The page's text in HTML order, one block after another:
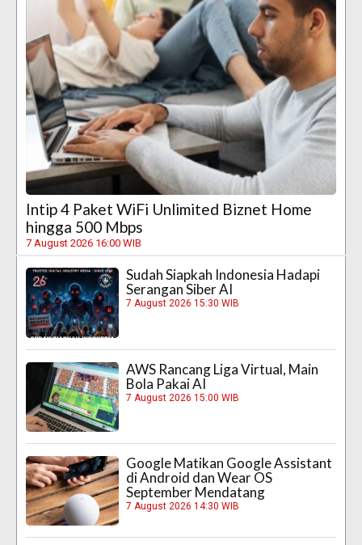
Intip 4 Paket WiFi Unlimited Biznet Home
hingga 500 Mbps
7 August 2026 16:00 WIB
Sudah Siapkah Indonesia Hadapi
Serangan Siber AI
7 August 2026 15:30 WIB
AWS Rancang Liga Virtual, Main
Bola Pakai AI
7 August 2026 15:00 WIB
Google Matikan Google Assistant
di Android dan Wear OS
September Mendatang
7 August 2026 14:30 WIB